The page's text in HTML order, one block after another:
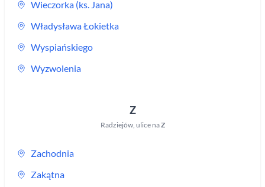
Wieczorka (ks. Jana)
Władysława Łokietka
Wyspiańskiego
Wyzwolenia
Z
Radziejów, ulice naZ
Zachodnia
Zakątna